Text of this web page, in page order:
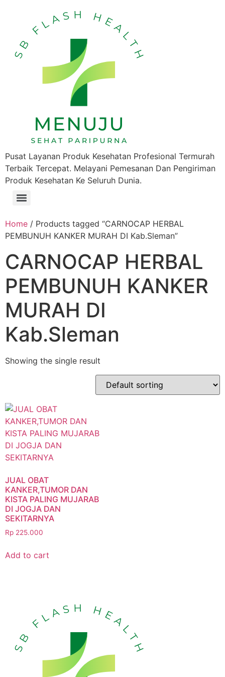
Pusat Layanan Produk Kesehatan Profesional Termurah
Terbaik Tercepat. Melayani Pemesanan Dan Pengiriman
Produk Kesehatan Ke Seluruh Dunia.
Home / Products tagged “CARNOCAP HERBAL
PEMBUNUH KANKER MURAH DI Kab.Sleman”
CARNOCAP HERBAL
PEMBUNUH KANKER
MURAH DI
Kab.Sleman
Showing the single result
JUAL OBAT
KANKER,TUMOR DAN
KISTA PALING MUJARAB
DI JOGJA DAN
SEKITARNYA
Rp 225.000
Add to cart